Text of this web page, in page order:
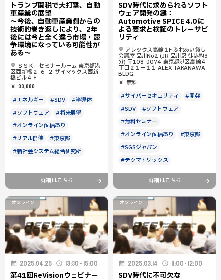
トランプ関税で大打撃、自動
車産業の展望
〜今後、自動車産業側からの
技術的巻き返しにより、2年
後には今と全く違う市場・競
争環境になっている可能性が
ある〜
ＳＳＫ セミナールーム 東京都港
区西新橋２-６-２ ザイマックス西新
橋ビル４Ｆ
33,880
#エネルギー #SDV
#半導体
#ソフトウェア
#将来展望
#オンライン配信あり
#リアル開催
#東京都
#新社会システム総合研究所
詳細はこちら
SDV時代に求められるソフト
ウェア開発の鍵：
Automotive SPICE 4.0に
よる要求と検証のトレーサビ
リティ
アレックス高輪１F ふれあい貸し
会議室 品川No2 (JR 品川駅 徒歩約3
分) 〒108-0074 東京都港区高輪４
丁目２１−１１ ALEX TAKANAWA
BLDG.
無料
#サイバーセキュリティ
#開発
#SDV
#ソフトウェア
#無料セミナー
#オンライン配信あり
#東京都
#SGSジャパン
#テクマトリックス
詳細はこちら
オンライン
2025.04.25 13:30 - 15:00
第41回ReVisionウェビナー
オンライン
2025.03.14 11:00 - 12:00
SDV時代に不可欠な